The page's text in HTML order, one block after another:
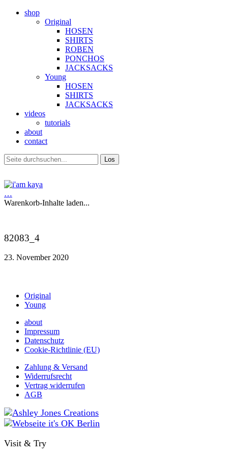
shop
Original
HOSEN
SHIRTS
ROBEN
PONCHOS
JACKSACKS
Young
HOSEN
SHIRTS
JACKSACKS
videos
tutorials
about
contact
…
Warenkorb-Inhalte laden...
82083_4
23. November 2020
Original
Young
about
Impressum
Datenschutz
Cookie-Richtlinie (EU)
Zahlung & Versand
Widerrufsrecht
Vertrag widerrufen
AGB
Visit & Try